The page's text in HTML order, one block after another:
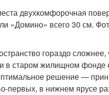
двухкомфорочная
«Домино» всего 30 см.
гораздо
в старом жилищном
решение —
первых, в нижнем ярусе